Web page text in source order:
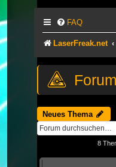
FAQ
LaserFreak.net
Neues Thema
8